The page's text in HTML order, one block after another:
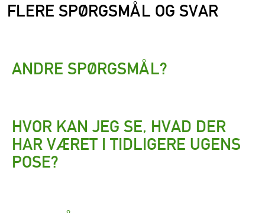
FLERE SPØRGSMÅL OG SVAR
ANDRE SPØRGSMÅL?
HVOR KAN JEG SE, HVAD DER
HAR VÆRET I TIDLIGERE UGENS
POSE?